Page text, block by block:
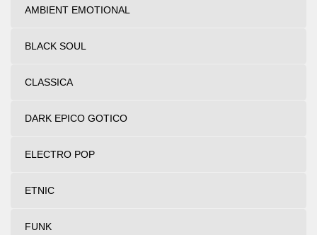
AMBIENT EMOTIONAL
BLACK SOUL
CLASSICA
DARK EPICO GOTICO
ELECTRO POP
ETNIC
FUNK